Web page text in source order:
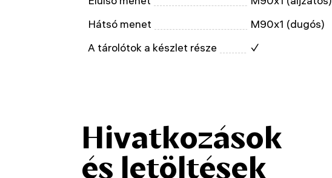
Hátsó menet
M90x1 (dugós)
A tárolótok a készlet része
✓
Hivatkozások
és letöltések